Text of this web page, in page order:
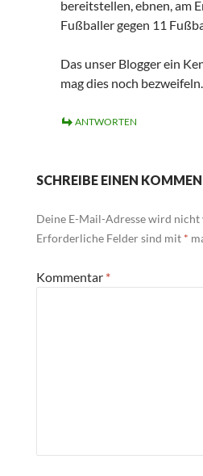
bereitstellen, ebnen, am
Fußballer gegen 11
Das unser Blogger ein
mag dies noch
ANTWORTEN
SCHREIBE EINEN
Deine E-Mail-Adresse wird
Erforderliche Felder sind mit *
Kommentar *